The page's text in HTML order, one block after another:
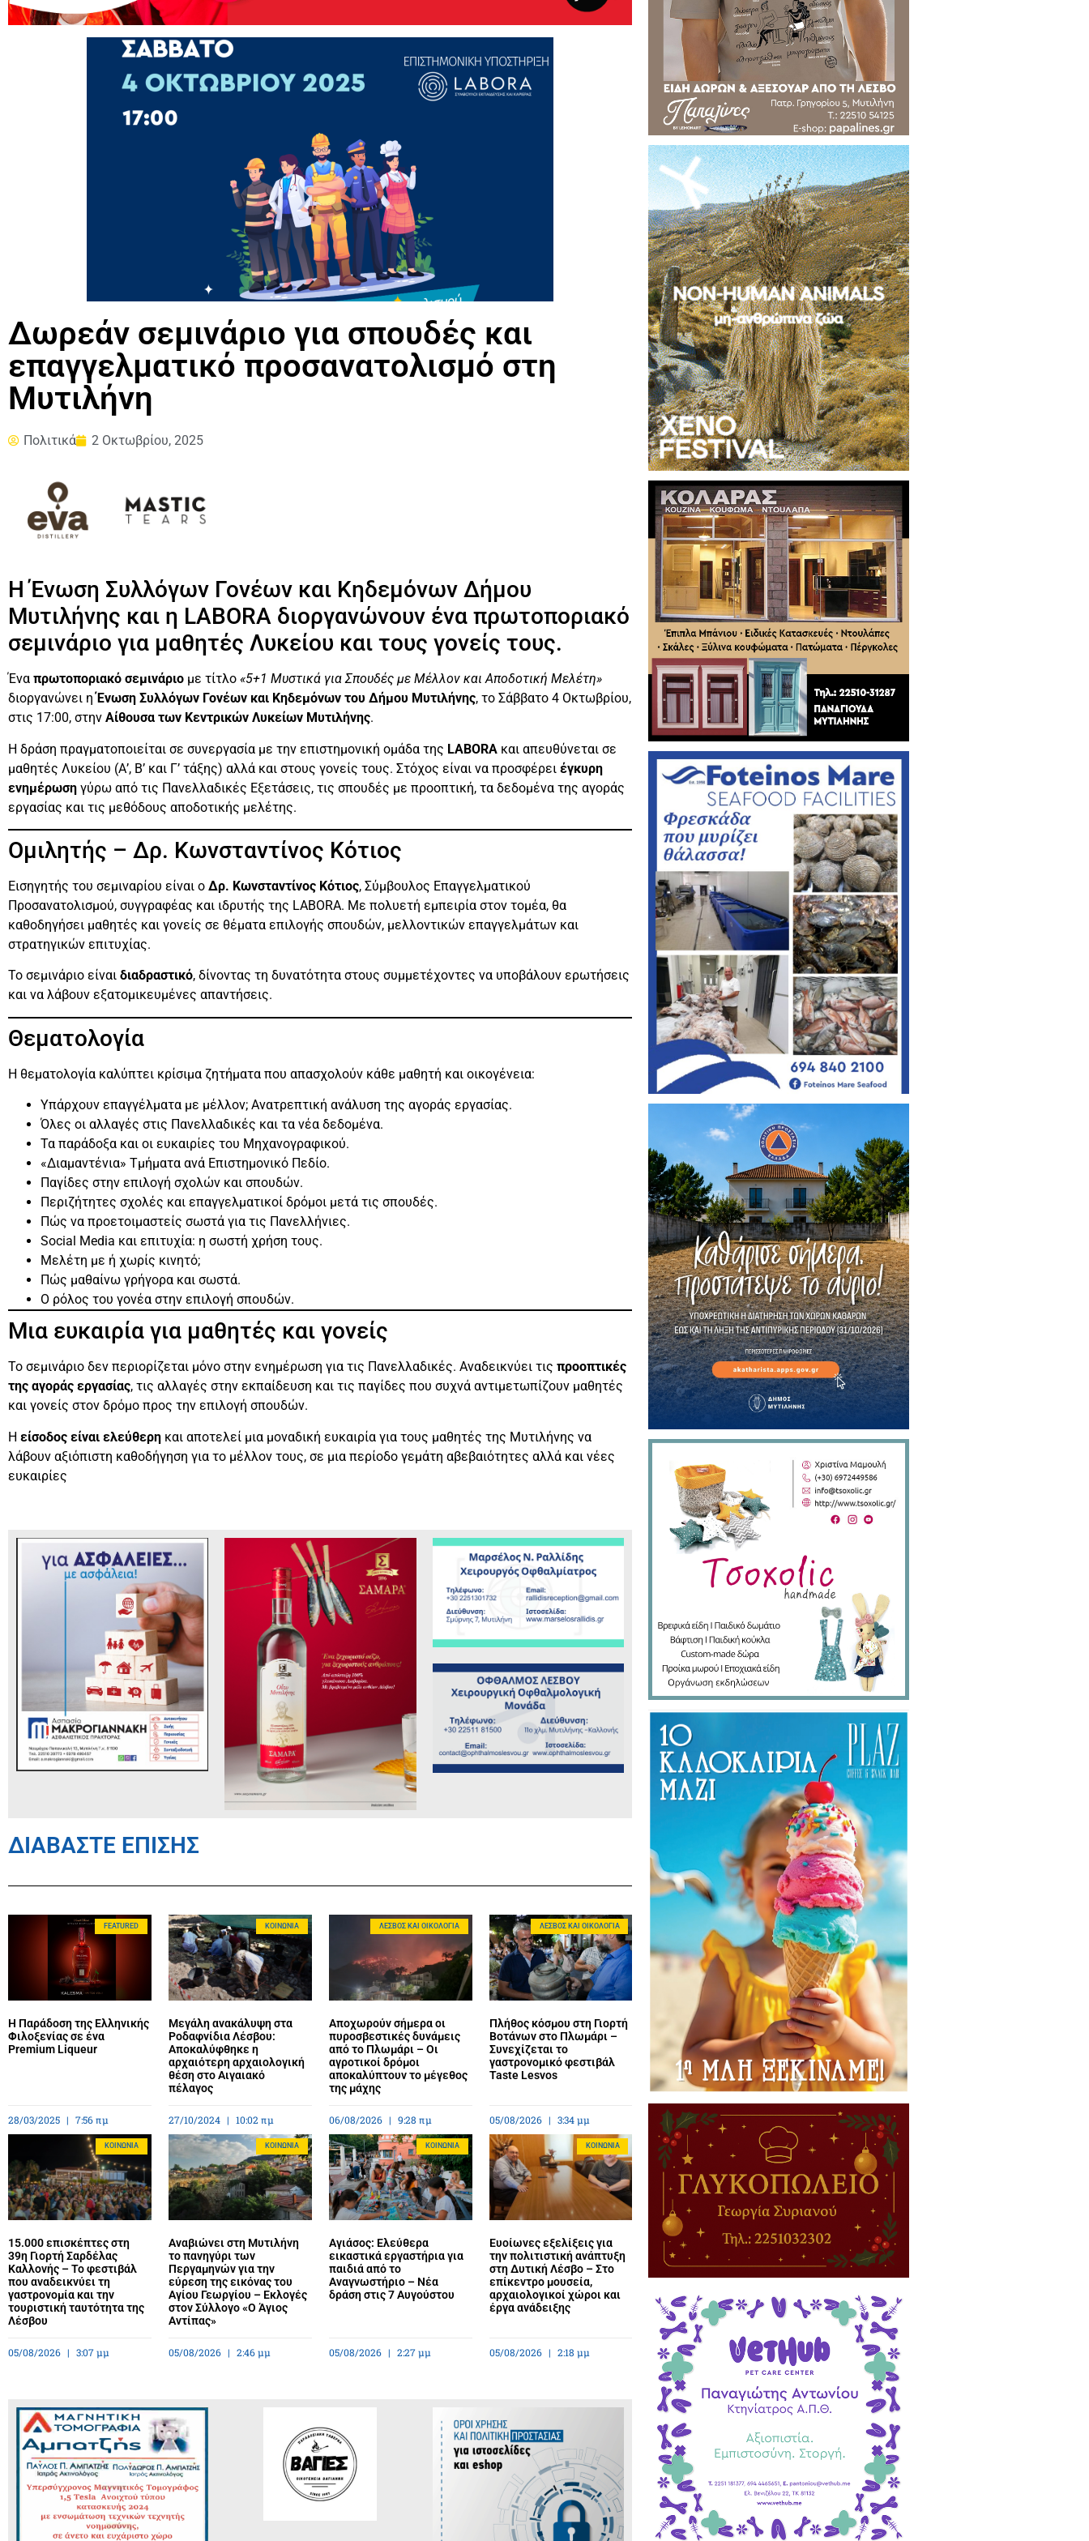
Δωρεάν σεμινάριο για σπουδές και
επαγγελματικό προσανατολισμό στη
Μυτιλήνη
Πολιτικά 2 Οκτωβρίου, 2025
Η Ένωση Συλλόγων Γονέων και Κηδεμόνων Δήμου
Μυτιλήνης και η LABORA διοργανώνουν ένα πρωτοποριακό
σεμινάριο για μαθητές Λυκείου και τους γονείς τους.
Ένα πρωτοποριακό σεμινάριο με τίτλο «5+1 Μυστικά για Σπουδές με Μέλλον και Αποδοτική Μελέτη»
διοργανώνει η Ένωση Συλλόγων Γονέων και Κηδεμόνων του Δήμου Μυτιλήνης, το Σάββατο 4 Οκτωβρίου,
στις 17:00, στην Αίθουσα των Κεντρικών Λυκείων Μυτιλήνης.
Η δράση πραγματοποιείται σε συνεργασία με την επιστημονική ομάδα της LABORA και απευθύνεται σε
μαθητές Λυκείου (Α’, Β’ και Γ’ τάξης) αλλά και στους γονείς τους. Στόχος είναι να προσφέρει έγκυρη
ενημέρωση γύρω από τις Πανελλαδικές Εξετάσεις, τις σπουδές με προοπτική, τα δεδομένα της αγοράς
εργασίας και τις μεθόδους αποδοτικής μελέτης.
Ομιλητής – Δρ. Κωνσταντίνος Κότιος
Εισηγητής του σεμιναρίου είναι ο Δρ. Κωνσταντίνος Κότιος, Σύμβουλος Επαγγελματικού
Προσανατολισμού, συγγραφέας και ιδρυτής της LABORA. Με πολυετή εμπειρία στον τομέα, θα
καθοδηγήσει μαθητές και γονείς σε θέματα επιλογής σπουδών, μελλοντικών επαγγελμάτων και
στρατηγικών επιτυχίας.
Το σεμινάριο είναι διαδραστικό, δίνοντας τη δυνατότητα στους συμμετέχοντες να υποβάλουν ερωτήσεις
και να λάβουν εξατομικευμένες απαντήσεις.
Θεματολογία
Η θεματολογία καλύπτει κρίσιμα ζητήματα που απασχολούν κάθε μαθητή και οικογένεια:
Υπάρχουν επαγγέλματα με μέλλον; Ανατρεπτική ανάλυση της αγοράς εργασίας.
Όλες οι αλλαγές στις Πανελλαδικές και τα νέα δεδομένα.
Τα παράδοξα και οι ευκαιρίες του Μηχανογραφικού.
«Διαμαντένια» Τμήματα ανά Επιστημονικό Πεδίο.
Παγίδες στην επιλογή σχολών και σπουδών.
Περιζήτητες σχολές και επαγγελματικοί δρόμοι μετά τις σπουδές.
Πώς να προετοιμαστείς σωστά για τις Πανελλήνιες.
Social Media και επιτυχία: η σωστή χρήση τους.
Μελέτη με ή χωρίς κινητό;
Πώς μαθαίνω γρήγορα και σωστά.
Ο ρόλος του γονέα στην επιλογή σπουδών.
Μια ευκαιρία για μαθητές και γονείς
Το σεμινάριο δεν περιορίζεται μόνο στην ενημέρωση για τις Πανελλαδικές. Αναδεικνύει τις προοπτικές
της αγοράς εργασίας, τις αλλαγές στην εκπαίδευση και τις παγίδες που συχνά αντιμετωπίζουν μαθητές
και γονείς στον δρόμο προς την επιλογή σπουδών.
Η είσοδος είναι ελεύθερη και αποτελεί μια μοναδική ευκαιρία για τους μαθητές της Μυτιλήνης να
λάβουν αξιόπιστη καθοδήγηση για το μέλλον τους, σε μια περίοδο γεμάτη αβεβαιότητες αλλά και νέες
ευκαιρίες
ΔΙΑΒΑΣΤΕ ΕΠΙΣΗΣ
FEATURED
Η Παράδοση της Ελληνικής
Φιλοξενίας σε ένα
Premium Liqueur
28/03/2025 7:56 πμ
ΚΟΙΝΩΝΊΑ
Μεγάλη ανακάλυψη στα
Ροδαφνίδια Λέσβου:
Αποκαλύφθηκε η
αρχαιότερη αρχαιολογική
θέση στο Αιγαιακό
πέλαγος
27/10/2024 10:02 πμ
ΛΈΣΒΟΣ ΚΑΙ ΟΙΚΟΛΟΓΊΑ
Αποχωρούν σήμερα οι
πυροσβεστικές δυνάμεις
από το Πλωμάρι – Οι
αγροτικοί δρόμοι
αποκαλύπτουν το μέγεθος
της μάχης
06/08/2026 9:28 πμ
ΛΈΣΒΟΣ ΚΑΙ ΟΙΚΟΛΟΓΊΑ
Πλήθος κόσμου στη Γιορτή
Βοτάνων στο Πλωμάρι –
Συνεχίζεται το
γαστρονομικό φεστιβάλ
Taste Lesvos
05/08/2026 3:34 μμ
ΚΟΙΝΩΝΊΑ
15.000 επισκέπτες στη
39η Γιορτή Σαρδέλας
Καλλονής – Το φεστιβάλ
που αναδεικνύει τη
γαστρονομία και την
τουριστική ταυτότητα της
Λέσβου
05/08/2026 3:07 μμ
ΚΟΙΝΩΝΊΑ
Αναβιώνει στη Μυτιλήνη
το πανηγύρι των
Περγαμηνών για την
εύρεση της εικόνας του
Αγίου Γεωργίου – Εκλογές
στον Σύλλογο «Ο Άγιος
Αντίπας»
05/08/2026 2:46 μμ
ΚΟΙΝΩΝΊΑ
Αγιάσος: Ελεύθερα
εικαστικά εργαστήρια για
παιδιά από το
Αναγνωστήριο – Νέα
δράση στις 7 Αυγούστου
05/08/2026 2:27 μμ
ΚΟΙΝΩΝΊΑ
Ευοίωνες εξελίξεις για
την πολιτιστική ανάπτυξη
στη Δυτική Λέσβο – Στο
επίκεντρο μουσεία,
αρχαιολογικοί χώροι και
έργα ανάδειξης
05/08/2026 2:18 μμ